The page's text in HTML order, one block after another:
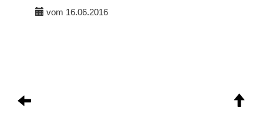
vom 16.06.2016